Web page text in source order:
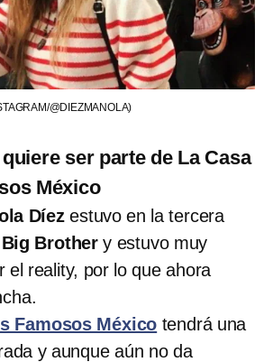
@DIEZMANOLA)
ser parte de La Casa
México
Díezestuvo en la tercera
Big Brother y estuvo muy
el reality, por lo que ahora
Famosos México tendrá una
y aunque aún no da